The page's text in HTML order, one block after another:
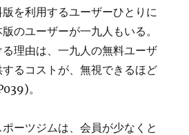
を利用するユーザーひとりに
のユーザーが一九人もいる。
理由は、一九人の無料ユーザ
るコストが、無視できるほど
。
ーツジムは、会員が少なくと